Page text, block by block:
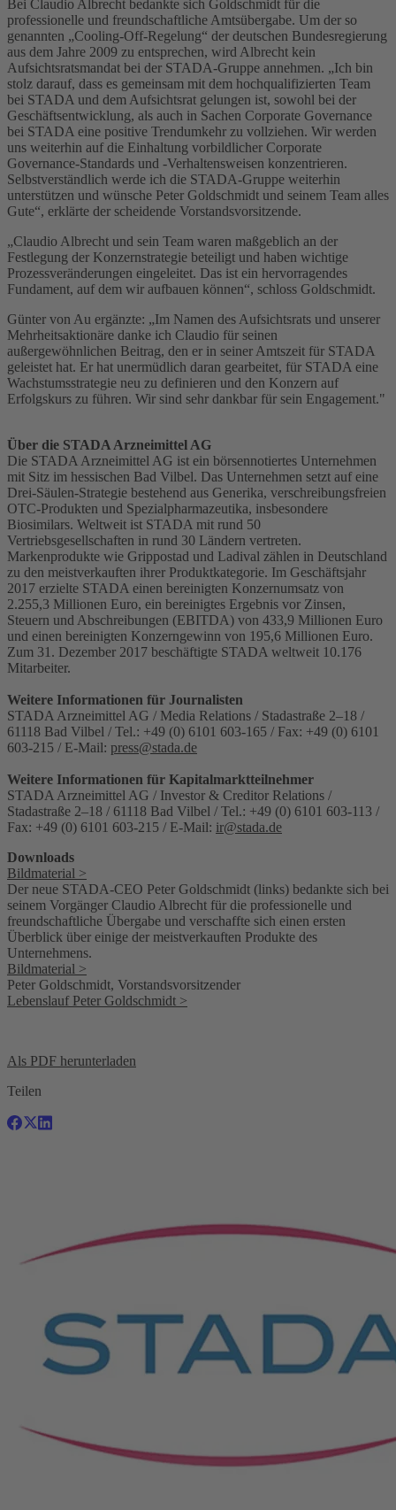
Bei Claudio Albrecht bedankte sich Goldschmidt für die
professionelle und freundschaftliche Amtsübergabe. Um der so
genannten „Cooling-Off-Regelung“ der deutschen Bundesregierung
aus dem Jahre 2009 zu entsprechen, wird Albrecht kein
Aufsichtsratsmandat bei der STADA-Gruppe annehmen. „Ich bin
stolz darauf, dass es gemeinsam mit dem hochqualifizierten Team
bei STADA und dem Aufsichtsrat gelungen ist, sowohl bei der
Geschäftsentwicklung, als auch in Sachen Corporate Governance
bei STADA eine positive Trendumkehr zu vollziehen. Wir werden
uns weiterhin auf die Einhaltung vorbildlicher Corporate
Governance-Standards und -Verhaltensweisen konzentrieren.
Selbstverständlich werde ich die STADA-Gruppe weiterhin
unterstützen und wünsche Peter Goldschmidt und seinem Team alles
Gute“, erklärte der scheidende Vorstandsvorsitzende.
„Claudio Albrecht und sein Team waren maßgeblich an der
Festlegung der Konzernstrategie beteiligt und haben wichtige
Prozessveränderungen eingeleitet. Das ist ein hervorragendes
Fundament, auf dem wir aufbauen können“, schloss Goldschmidt.
Günter von Au ergänzte: „Im Namen des Aufsichtsrats und unserer
Mehrheitsaktionäre danke ich Claudio für seinen
außergewöhnlichen Beitrag, den er in seiner Amtszeit für STADA
geleistet hat. Er hat unermüdlich daran gearbeitet, für STADA eine
Wachstumsstrategie neu zu definieren und den Konzern auf
Erfolgskurs zu führen. Wir sind sehr dankbar für sein Engagement."
Über die STADA Arzneimittel AG
Die STADA Arzneimittel AG ist ein börsennotiertes Unternehmen
mit Sitz im hessischen Bad Vilbel. Das Unternehmen setzt auf eine
Drei-Säulen-Strategie bestehend aus Generika, verschreibungsfreien
OTC-Produkten und Spezialpharmazeutika, insbesondere
Biosimilars. Weltweit ist STADA mit rund 50
Vertriebsgesellschaften in rund 30 Ländern vertreten.
Markenprodukte wie Grippostad und Ladival zählen in Deutschland
zu den meistverkauften ihrer Produktkategorie. Im Geschäftsjahr
2017 erzielte STADA einen bereinigten Konzernumsatz von
2.255,3 Millionen Euro, ein bereinigtes Ergebnis vor Zinsen,
Steuern und Abschreibungen (EBITDA) von 433,9 Millionen Euro
und einen bereinigten Konzerngewinn von 195,6 Millionen Euro.
Zum 31. Dezember 2017 beschäftigte STADA weltweit 10.176
Mitarbeiter.
Weitere Informationen für Journalisten
STADA Arzneimittel AG / Media Relations / Stadastraße 2–18 /
61118 Bad Vilbel / Tel.: +49 (0) 6101 603-165 / Fax: +49 (0) 6101
603-215 / E-Mail: press@stada.de
Weitere Informationen für Kapitalmarktteilnehmer
STADA Arzneimittel AG / Investor & Creditor Relations /
Stadastraße 2–18 / 61118 Bad Vilbel / Tel.: +49 (0) 6101 603-113 /
Fax: +49 (0) 6101 603-215 / E-Mail: ir@stada.de
Downloads
Bildmaterial >
Der neue STADA-CEO Peter Goldschmidt (links) bedankte sich bei
seinem Vorgänger Claudio Albrecht für die professionelle und
freundschaftliche Übergabe und verschaffte sich einen ersten
Überblick über einige der meistverkauften Produkte des
Unternehmens.
Bildmaterial >
Peter Goldschmidt, Vorstandsvorsitzender
Lebenslauf Peter Goldschmidt >
Als PDF herunterladen
Teilen